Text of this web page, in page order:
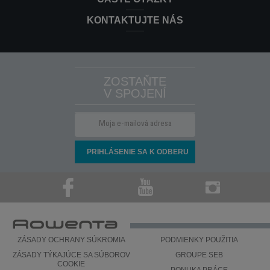
Podrobnejšie informácie nájdete v častiZáruka
KONTAKTUJTE NÁS
ZOSTAŇTE
V SPOJENÍ
ZÁSADY OCHRANY SÚKROMIA
PODMIENKY POUŽITIA
ZÁSADY TÝKAJÚCE SA SÚBOROV
COOKIE
GROUPE SEB